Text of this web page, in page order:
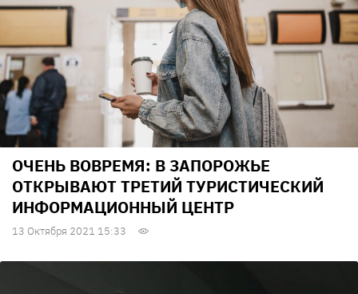
ОЧЕНЬ ВОВРЕМЯ: В ЗАПОРОЖЬЕ
ОТКРЫВАЮТ ТРЕТИЙ ТУРИСТИЧЕСКИЙ
ИНФОРМАЦИОННЫЙ ЦЕНТР
13 Октября 2021 15:33